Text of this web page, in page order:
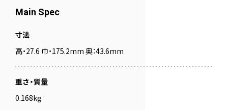
Main Spec
寸法
高・27.6 巾・175.2mm 奥：43.6mm
重さ・質量
0.168kg